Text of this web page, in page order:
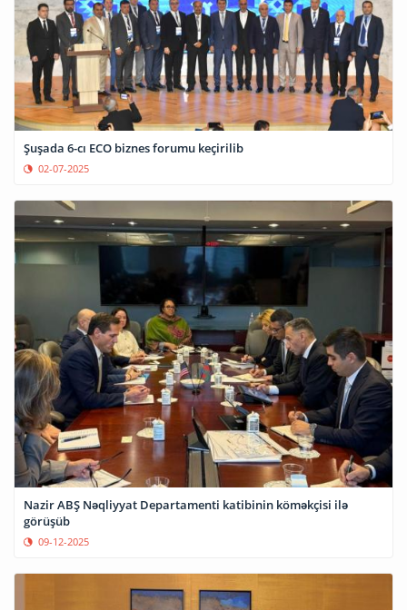
Şuşada 6-cı ECO biznes forumu keçirilib
02-07-2025
Nazir ABŞ Nəqliyyat Departamenti katibinin köməkçisi ilə
görüşüb
09-12-2025